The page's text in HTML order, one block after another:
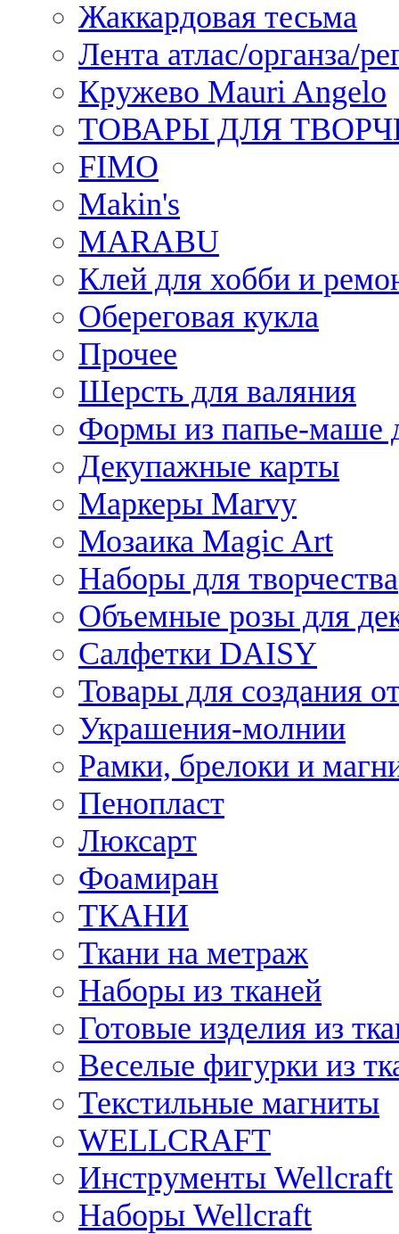
Жаккардовая тесьма
Лента атлас/органза/
Кружево Mauri Angelo
ТОВАРЫ ДЛЯ
FIMO
Makin's
MARABU
Клей для хобби и
Обереговая кукла
Прочее
Шерсть для валяния
Формы из папье-маше
Декупажные карты
Маркеры Marvy
Мозаика Magic Art
Наборы для творчества
Объемные розы для
Салфетки DAISY
Товары для создания
Украшения-молнии
Рамки, брелоки и
Пенопласт
Люксарт
Фоамиран
ТКАНИ
Ткани на метраж
Наборы из тканей
Готовые изделия из
Веселые фигурки из
Текстильные магниты
WELLCRAFT
Инструменты Wellcraft
Наборы Wellcraft